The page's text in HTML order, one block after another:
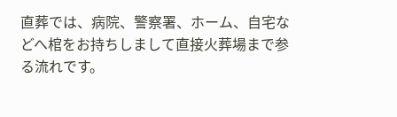
直葬では、病院、警察署、ホーム、自宅な
どへ棺をお持ちしまして直接火葬場まで参
る流れです。